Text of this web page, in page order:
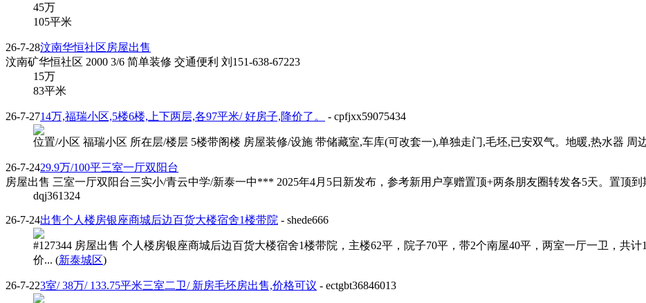
45万
105平米
26-7-28汶南华恒社区房屋出售
汶南矿华恒社区 2000 3/6 简单装修 交通便利 刘151-638-67223
15万
83平米
26-7-2714万,福瑞小区,5楼6楼,上下两层,各97平米/ 好房子,降价了。 - cpfjxx59075434
位置/小区 福瑞小区 所在层/楼层 5楼带阁楼 房屋装修/设施 带储藏室,车库(可改套一),单独走门,毛坯,已安双气。地暖,热水器 周
26-7-2429.9万/100平三室一厅双阳台
房屋出售 三室一厅双阳台三实小/青云中学/新泰一中*** 2025年4月5日新发布，参考新用户享赠置顶+两条朋友圈转发各5天。置顶
dqj361324
26-7-24出售个人楼房银座商城后边百货大楼宿舍1楼带院 - shede666
#127344 房屋出售 个人楼房银座商城后边百货大楼宿舍1楼带院，主楼62平，院子70平，带2个南屋40平，两室一厅一卫，共
价... (新泰城区)
26-7-223室/ 38万/ 133.75平米三室二卫/ 新房毛坯房出售,价格可议 - ectgbt36846013